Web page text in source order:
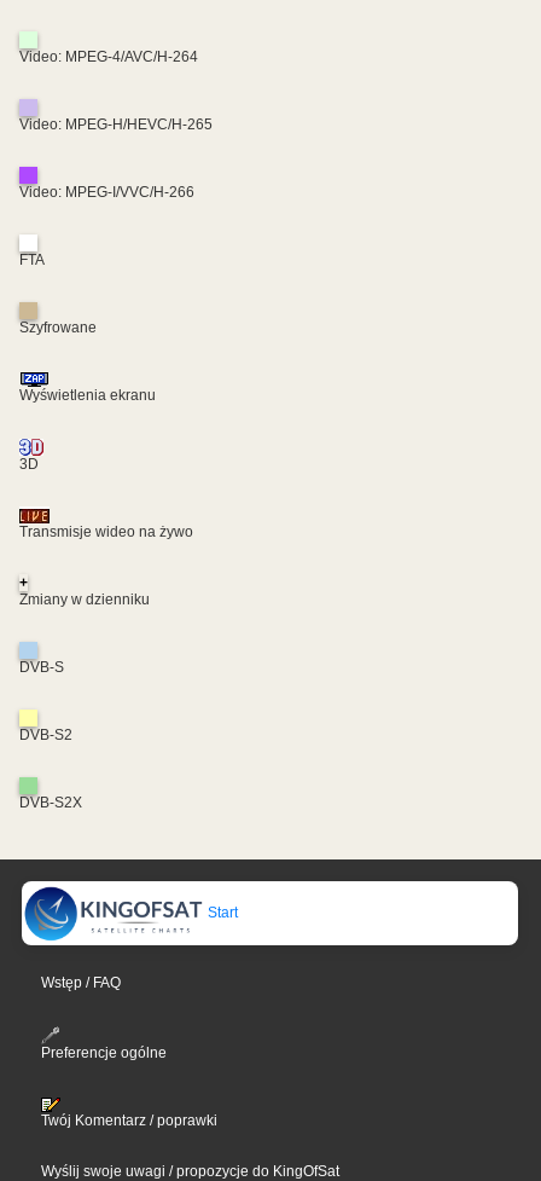
Video: MPEG-4/AVC/H-264
Video: MPEG-H/HEVC/H-265
Video: MPEG-I/VVC/H-266
FTA
Szyfrowane
Wyświetlenia ekranu
3D
Transmisje wideo na żywo
+
Zmiany w dzienniku
DVB-S
DVB-S2
DVB-S2X
Start
Wstęp / FAQ
Preferencje ogólne
Twój Komentarz / poprawki
Wyślij swoje uwagi / propozycje do KingOfSat